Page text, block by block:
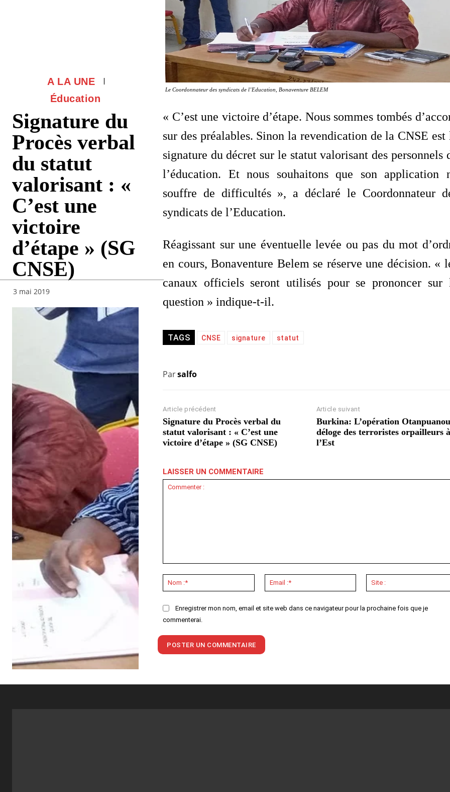
A LA UNE
Éducation
Signature du
Procès verbal
du statut
valorisant : «
C’est une
victoire
d’étape » (SG
CNSE)
3 mai 2019
Le Coordonnateur des syndicats de l’Education, Bonaventure BELEM
« C’est une victoire d’étape. Nous sommes tombés
sur des préalables. Sinon la revendication de la CNSE est
signature du décret sur le statut valorisant des personnels
l’éducation. Et nous souhaitons que son application
souffre de difficultés », a déclaré le Coordonnateur
syndicats de l’Education.
Réagissant sur une éventuelle levée ou pas du mot
en cours, Bonaventure Belem se réserve une décision. «
canaux officiels seront utilisés pour se prononcer sur
question » indique-t-il.
TAGS CNSE signature statut
Parsalfo
Article précédent
Signature du Procès verbal du
statut valorisant : « C’est une
victoire d’étape » (SG CNSE)
Article suivant
Burkina: L’opération Otanpuanou
déloge des terroristes orpailleurs à
l’Est
LAISSER UN COMMENTAIRE
:*
Email
:*
Enregistrer mon nom, email et site web dans ce navigateur pour la prochaine fois que je
commenterai.